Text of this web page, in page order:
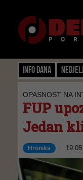
Info dana
OPASNOST NA
FUP
Jedan
Hronika